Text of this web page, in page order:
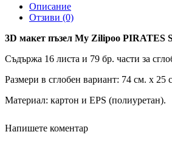
Описание
Отзиви (0)
3D макет пъзел My Zilipoo PIRATES
Съдържа 16 листа и 79 бр. части за
Размери в сглобен вариант: 74 см. х 25
Материал: картон и EPS (полиуретан).
Напишете коментар